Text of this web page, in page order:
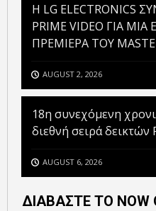
H LG ELECTRONICS
PRIME VIDEO ΓΙΑ ΜΙΑ
ΠΡΕΜΙΕΡΑ ΤΟΥ
AUGUST 2, 2026
18η συνεχόμενη
διεθνή σειρά δεικτών
AUGUST 6, 2026
ΔΙΑΒΑΣΤΕ ΤΟ NOW